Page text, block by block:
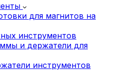
для магнитов на
инструментов
и держатели для
инструментов